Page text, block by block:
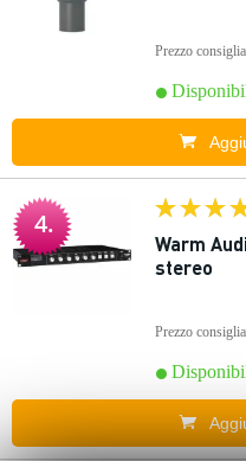
Prezzo
4.
Warm
stereo
Prezzo